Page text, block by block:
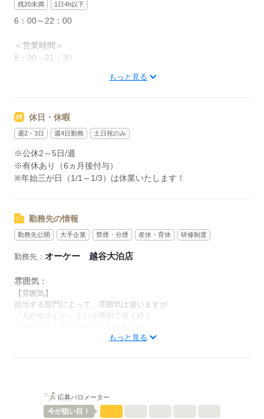
残20未満 1日4h以下
6：00～22：00
＜営業時間＞
8：30～21：30
＜募集形態＞
（アシスタントパートナー社員）
・勤務日数：2～5日/週
・勤務時間：20時間未満/週
※18歳未満の場合は、実働2～8時間/日
※募集時間は職種により異なる場合があります。
棚卸日（数ヶ月に一度を予定）につきましては、
出勤のご協力をお願いしております。
年始三が日（1/1～1/3）は休業です。
応募する
もっと見る
休日・休暇
週2・3日 週4日勤務 土日祝のみ
※公休2～5日/週
※有休あり（6ヵ月後付与）
※年始三が日（1/1～1/3）は休業いたします！
勤務先の情報
勤務先公開 大手企業 禁煙・分煙 産休・育休 研修制度
勤務先： オーケー 越谷大泊店
雰囲気：
【雰囲気】
担当する部門によって、雰囲気は違いますが
「人がやさしい」という理由で長く続く
職場の様子 しずか
配属先部署：
もっと見る
応募バロメーター
今が狙い目！